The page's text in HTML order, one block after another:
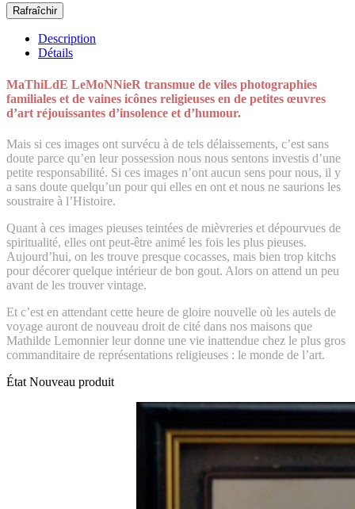
Description
Détails
MaThiLdE LeMoNNieR transmue de viles photographies
familiales et de vaines icônes religieuses en de petites œuvres
d’art réjouissantes d’insolence et d’humour.
Mais si ces images ont survécu à de tels délaissements, c’est sans
doute parce qu’en leur possession nous nous sentons investis d’une
petite responsabilité. Si ces images n’ont aucun sens pour nous, il y
a sans doute quelqu’un pour qui elles en ont et nous ne saurions les
soustraire à l’Histoire.
Quant à ces images pieuses teintées de mièvreries et dépourvues de
spiritualité, elles ont peut-être animé les fois les plus pieuses.
Aujourd’hui, on les trouve presque cocasses, mais bien trop kitchs
pour décorer quelque intérieur de bon gout. Alors on attend un peu
avant de les trouver vintage.
Et c’est en attendant cette heure de gloire nouvelle où les autels de
voyage auront de nouveau droit de cité dans nos maisons que
Mathilde Lemonnier leur donne une vie inattendue chez le plus gros
commanditaire de représentations religieuses : le monde de l’art.
État Nouveau produit